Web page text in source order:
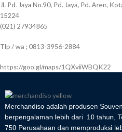
Jl. Pd. Jaya No.90, Pd. Jaya, Pd. Aren,
15224
(021) 27934865
Tlp / wa ; 0813-3956-2884
https://goo.gl/maps/1QXviiWBQK22
Merchandiso adalah produsen
berpengalaman lebih dari 10 tahun,
750 Perusahaan dan memproduksi